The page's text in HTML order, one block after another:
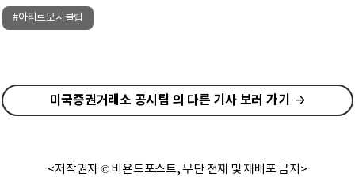
#아티르모시클립
미국증권거래소 공시팀 의 다른 기사 보러 가기
<저작권자 © 비욘드포스트, 무단 전재 및 재배포 금지>